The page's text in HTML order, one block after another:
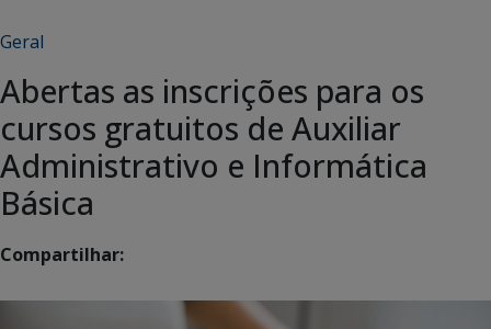
Geral
Abertas as inscrições para os
cursos gratuitos de Auxiliar
Administrativo e Informática
Básica
Compartilhar: